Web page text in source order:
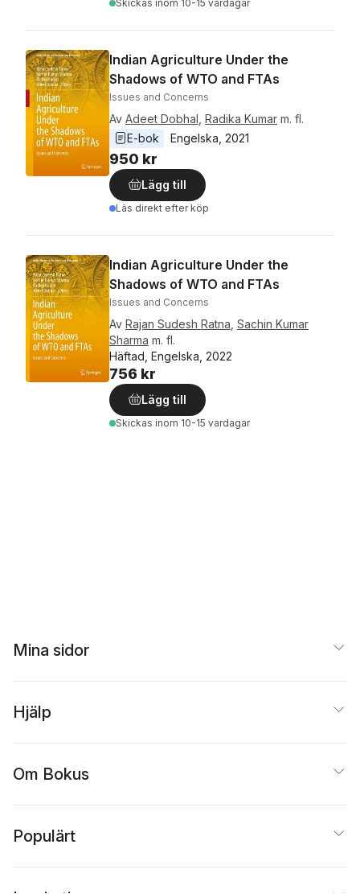
Skickas inom 10-15 vardagar
Indian Agriculture Under the
Shadows of WTO and FTAs
Issues and Concerns
Av Adeet Dobhal Radika Kumar m. fl.
E-bok
Engelska 2021
950 kr
Lägg till
Läs direkt efter köp
Indian Agriculture Under the
Shadows of WTO and FTAs
Issues and Concerns
Av Rajan Sudesh Ratna Sachin Kumar
Sharma m. fl.
Häftad, Engelska, 2022
756 kr
Lägg till
Skickas inom 10-15 vardagar
Mina sidor
Hjälp
Om Bokus
Populärt